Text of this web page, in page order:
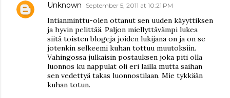
Unknown September 5, 2011 at 10:21 PM
Intianminttu-olen ottanut sen uuden käyyttiksen
ja hyvin pelittää. Paljon miellyttävämpi lukea
siitä toisten blogeja joiden lukijana on ja on se
jotenkin selkeemi kuhan tottuu muutoksiin.
Vahingossa julkaisin postauksen joka piti olla
luonnos ku nappulat oli eri lailla mutta saihan
sen vedettyä takas luonnostilaan. Mie tykkään
kuhan totun.